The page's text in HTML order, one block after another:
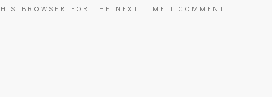
BROWSER FOR THE NEXT TIME I COMMENT.